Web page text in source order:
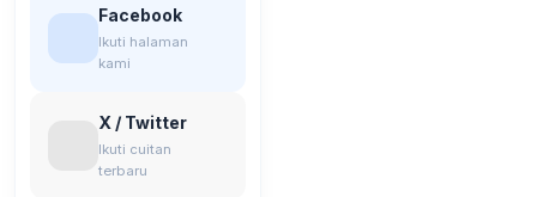
Facebook
Ikuti halaman
kami
X / Twitter
Ikuti cuitan
terbaru